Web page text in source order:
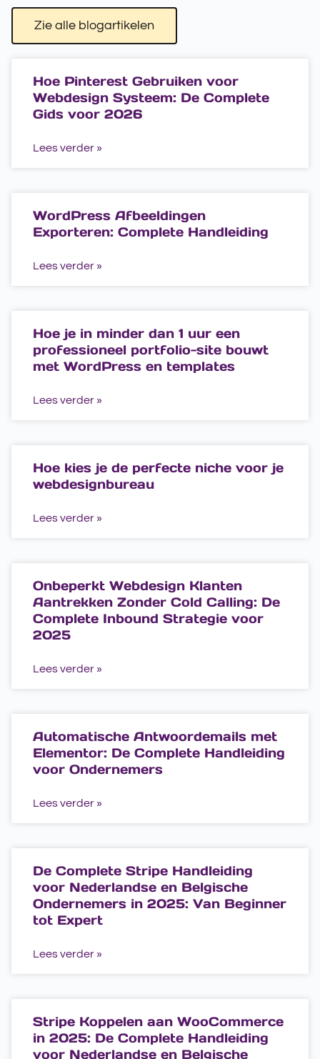
Zie alle blogartikelen
Hoe Pinterest Gebruiken voor
Webdesign Systeem: De Complete
Gids voor 2026
Lees verder »
WordPress Afbeeldingen
Exporteren: Complete Handleiding
Lees verder »
Hoe je in minder dan 1 uur een
professioneel portfolio-site bouwt
met WordPress en templates
Lees verder »
Hoe kies je de perfecte niche voor je
webdesignbureau
Lees verder »
Onbeperkt Webdesign Klanten
Aantrekken Zonder Cold Calling: De
Complete Inbound Strategie voor
2025
Lees verder »
Automatische Antwoordemails met
Elementor: De Complete Handleiding
voor Ondernemers
Lees verder »
De Complete Stripe Handleiding
voor Nederlandse en Belgische
Ondernemers in 2025: Van Beginner
tot Expert
Lees verder »
Stripe Koppelen aan WooCommerce
in 2025: De Complete Handleiding
voor Nederlandse en Belgische